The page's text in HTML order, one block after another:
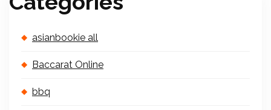
asianbookie all
Baccarat Online
bbq